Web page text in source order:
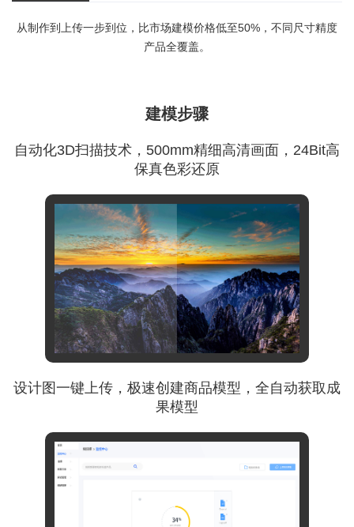
从制作到上传一步到位，比市场建模价格低至50%，不同尺寸精度
产品全覆盖。
建模步骤
自动化3D扫描技术，500mm精细高清画面，24Bit高
保真色彩还原
设计图一键上传，极速创建商品模型，全自动获取成
果模型